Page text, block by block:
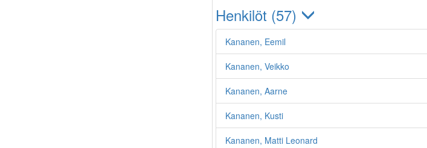
Henkilöt (57)
Kananen, Eemil
Kananen, Veikko
Kananen, Aarne
Kananen, Kusti
Kananen, Matti Leonard